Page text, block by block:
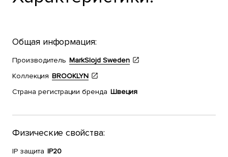
Общая информация:
Производитель MarkSlojd Sweden
Коллекция BROOKLYN
Страна регистрации бренда Швеция
Физические свойства:
IP защита IP20